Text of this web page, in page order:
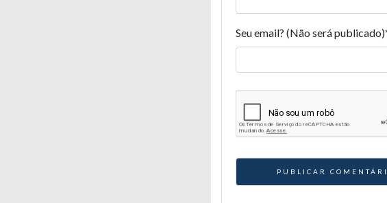
Seu email? (Não será publicado)